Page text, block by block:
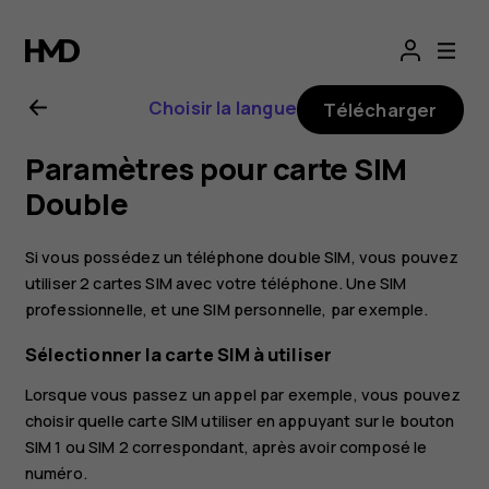
Guide
de
l'utilisateur
Nokia
G21
Choisir la langue Télécharger
Paramètres pour carte SIM
Double
Si vous possédez un téléphone double SIM, vous pouvez
utiliser 2 cartes SIM avec votre téléphone. Une SIM
professionnelle, et une SIM personnelle, par exemple.
Sélectionner la carte SIM à utiliser
Lorsque vous passez un appel par exemple, vous pouvez
choisir quelle carte SIM utiliser en appuyant sur le bouton
SIM 1 ou SIM 2 correspondant, après avoir composé le
numéro.